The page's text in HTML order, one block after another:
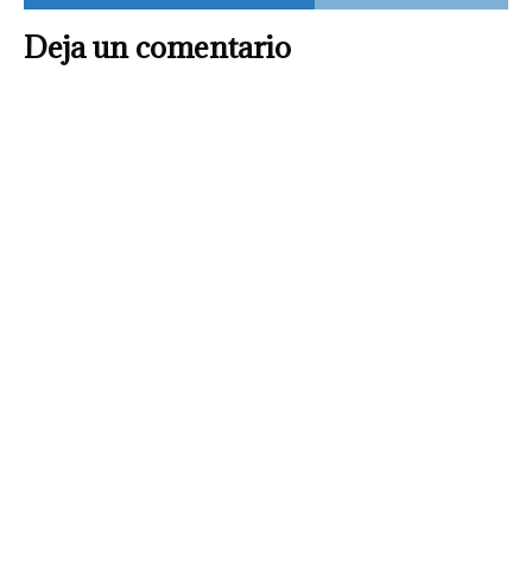
Deja un comentario